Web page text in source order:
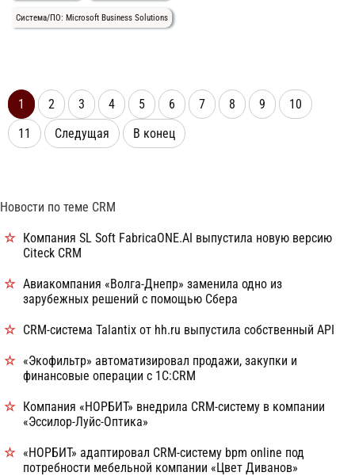
Система/ПО: Microsoft Business Solutions
1 2 3 4 5 6 7 8 9
10
11
Следущая В конец
Новости по теме CRM
Компания SL Soft FabricaONE.AI выпустила новую версию
Citeck CRM
Авиакомпания «Волга-Днепр» заменила одно из
зарубежных решений с помощью Сбера
CRM-система Talantix от hh.ru выпустила собственный API
«Экофильтр» автоматизировал продажи, закупки и
финансовые операции с 1С:CRM
Компания «НОРБИТ» внедрила CRM-систему в компании
«Эссилор-Луйс-Оптика»
«НОРБИТ» адаптировал CRM-систему bpm online под
потребности мебельной компании «Цвет Диванов»